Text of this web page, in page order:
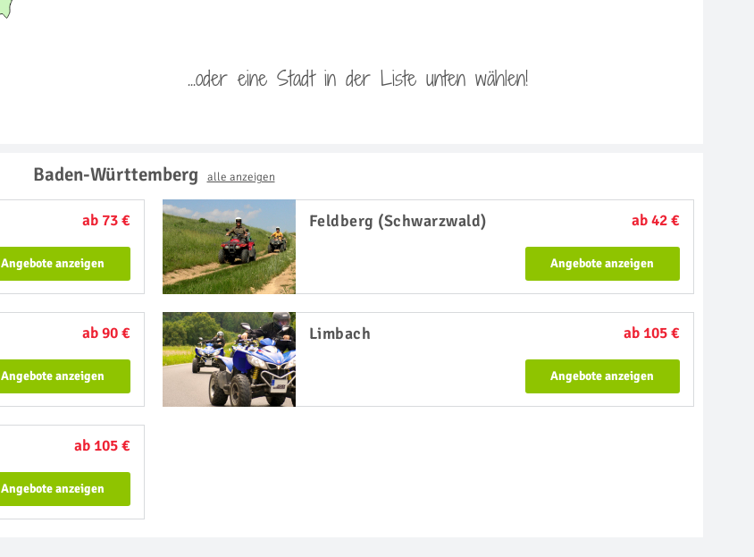
...oder eine Stadt in der Liste unten wählen!
Baden-Württemberg alle anzeigen
ab 73 €
Angebote anzeigen
Feldberg (Schwarzwald) ab 42 €
Angebote anzeigen
ab 90 €
Angebote anzeigen
Limbach ab 105 €
Angebote anzeigen
ab 105 €
Angebote anzeigen